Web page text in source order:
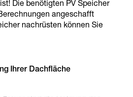
Die benötigten PV Speicher
angeschafft
nachrüsten können Sie
Ihrer Dachfläche